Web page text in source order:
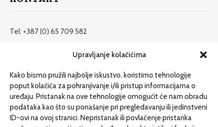
Upravljanje kolačićima
Kako bismo pružili najbolje iskustvo, koristimo tehnologije
poput kolačića za pohranjivanje i/ili pristup informacijama o
uređaju. Pristanak na ove tehnologije omogućit će nam obradu
podataka kao što su ponašanje pri pregledavanju ili jedinstveni
ID-ovi na ovoj stranici. Nepristanak ili povlačenje pristanka
Tel: +387 (0) 65 709 582
redakcija@etrafika.net
Dosije
Drugi pišu